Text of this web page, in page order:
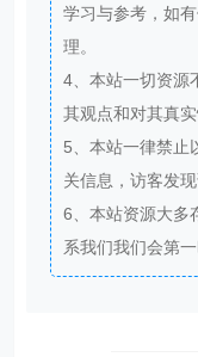
学习与参考，如
理。
4、本站一切资源
其观点和对其真实
5、本站一律禁止
关信息，访客发现
6、本站资源大多
系我们我们会第一